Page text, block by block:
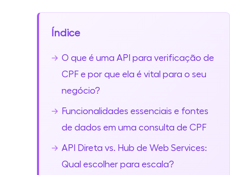
Índice
O que é uma API para verificação de
CPF e por que ela é vital para o seu
negócio?
Funcionalidades essenciais e fontes
de dados em uma consulta de CPF
API Direta vs. Hub de Web Services:
Qual escolher para escala?